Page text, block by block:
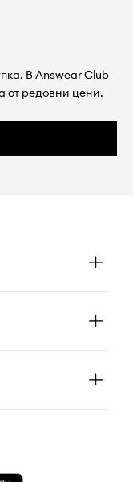
В Answear Club
от редовни цени.